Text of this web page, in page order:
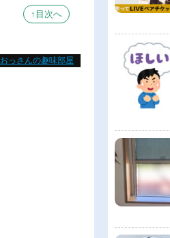
↑目次へ
おっさんの趣味部屋